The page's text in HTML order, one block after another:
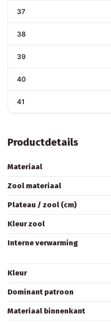
37
38
39
40
41
Productdetails
Materiaal
Zool materiaal
Plateau / zool (cm)
Kleur zool
Interne verwarming
Kleur
Dominant patroon
Materiaal binnenkant